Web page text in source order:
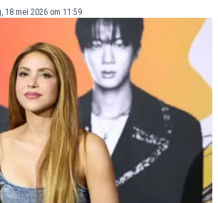
18 mei 2026 om 11:59